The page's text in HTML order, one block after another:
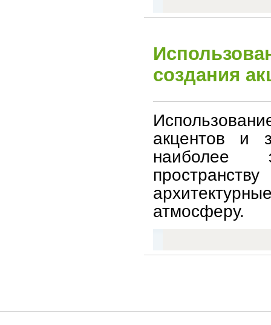
создания
акцентов и
наиболее
атмосферу.